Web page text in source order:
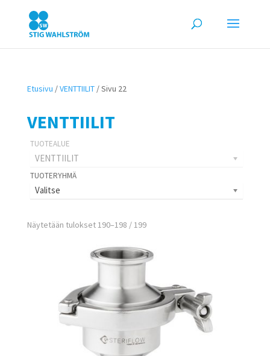
Etusivu /VENTTIILIT/ Sivu 22
VENTTIILIT
VENTTIILIT
Valitse
Näytetään tulokset 190–198 / 199